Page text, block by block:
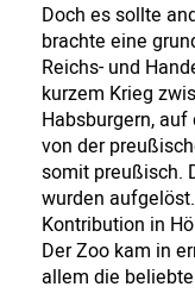
Doch es sollte
brachte eine
Reichs- und
kurzem Krieg
Habsburgern,
von der
somit preußisch.
wurden
Kontribution in
Der Zoo kam in
allem die